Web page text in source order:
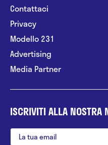
Contattaci
Privacy
Modello 231
Advertising
Media Partner
ISCRIVITI ALLA NOSTRA